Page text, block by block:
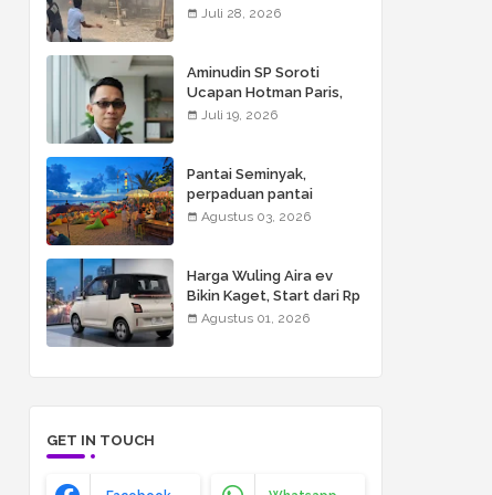
Bali, Mengapa Tidak Bisa
Juli 28, 2026
Aminudin SP Soroti
Ucapan Hotman Paris,
FOR-WIN Minta Semua
Juli 19, 2026
Pantai Seminyak,
perpaduan pantai
berpasir luas, resort
beach club
Agustus 03, 2026
Harga Wuling Aira ev
Bikin Kaget, Start dari Rp
155 Juta
Agustus 01, 2026
GET IN TOUCH